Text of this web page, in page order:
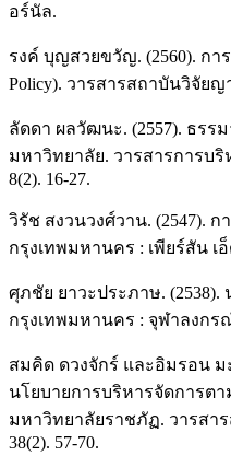
อร์นัล.
รงค์ บุญสวยขวัญ. (2560). กา
Policy). วารสารสถาบันวิจัยญ
ลัดดา ผลวัฒนะ. (2557). ธรร
มหาวิทยาลัย. วารสารการบ
8(2). 16-27.
วิรัช สงวนวงศ์วาน. (2547).
กรุงเทพมหานคร : เพียร์สัน เ
ศุภชัย ยาวะประภาษ. (2538).
กรุงเทพมหานคร : จุฬาลงกร
สมคิด ดวงจักร์ และอิมรอน ม
นโยบายการบริหารจัดการต
มหาวิทยาลัยราชภัฏ. วารสา
38(2). 57-70.